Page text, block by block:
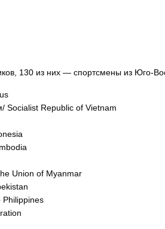
130 из них — спортсмены из Юго-
Socialist Republic of Vietnam
Union of Myanmar
Philippines